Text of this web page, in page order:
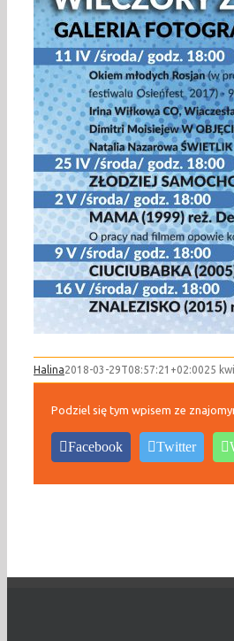
Halina2018-03-29T08:57:21+02:0025
Podziel się tym wpisem ze
Facebook Twitter